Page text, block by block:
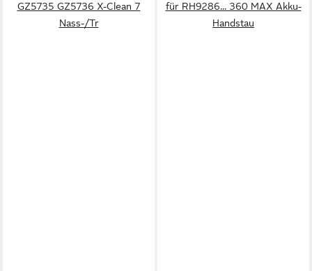
GZ5735 GZ5736 X-Clean 7
Nass-/Tr
für RH9286... 360 MAX Akku-
Handstau